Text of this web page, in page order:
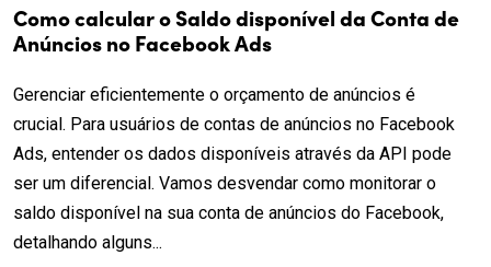
Como calcular o Saldo disponível da Conta de
Anúncios no Facebook Ads
Gerenciar eficientemente o orçamento de anúncios é
crucial. Para usuários de contas de anúncios no Facebook
Ads, entender os dados disponíveis através da API pode
ser um diferencial. Vamos desvendar como monitorar o
saldo disponível na sua conta de anúncios do Facebook,
detalhando alguns...